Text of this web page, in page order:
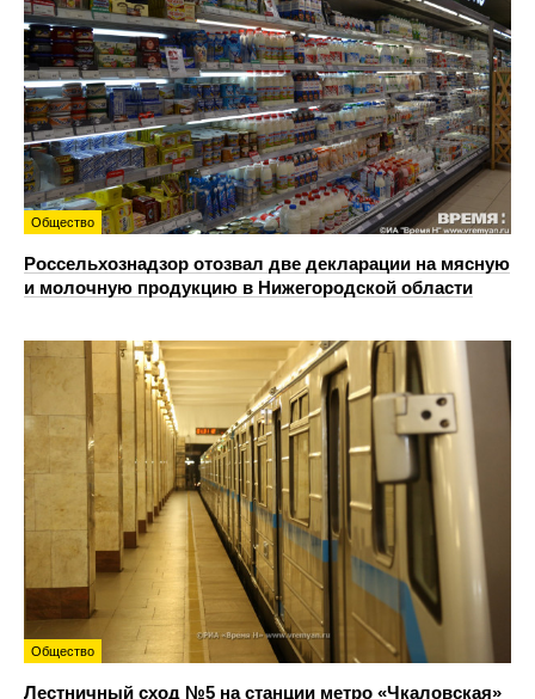
Общество
Россельхознадзор отозвал две декларации на мясную
и молочную продукцию в Нижегородской области
Общество
Лестничный сход №5 на станции метро «Чкаловская»